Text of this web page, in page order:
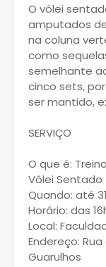
O vôlei
amputados
na coluna
como
semelhante
cinco sets,
ser mantido,
SERVIÇO
O que é:
Vôlei Sentado
Quando: até
Horário: das
Local:
Endereço:
Guarulhos